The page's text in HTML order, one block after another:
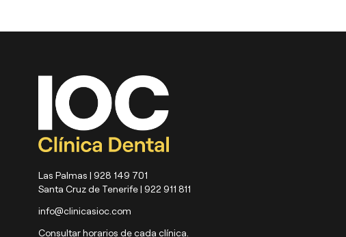
Las Palmas | 928 149 701
Santa Cruz de Tenerife | 922 911 811
info@clinicasioc.com
Consultar horarios de cada clínica.